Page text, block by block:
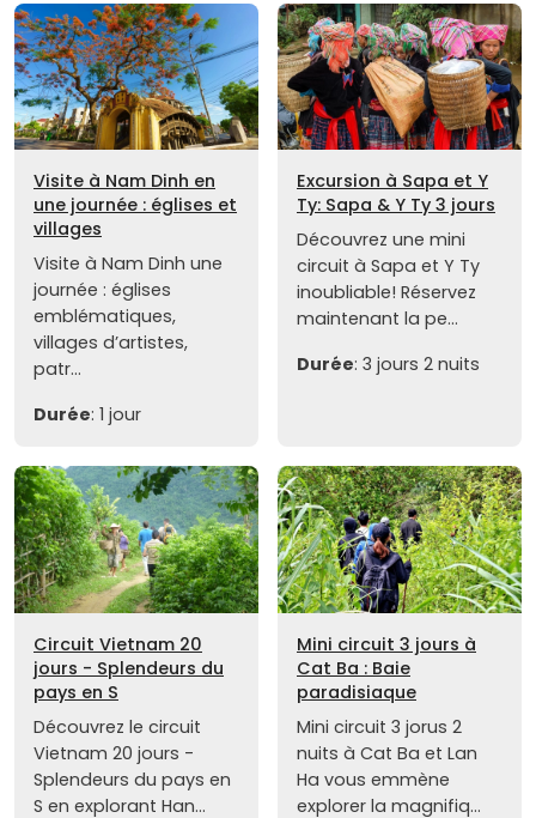
Visite à Nam Dinh en
une journée : églises et
villages
Visite à Nam Dinh une
journée : églises
emblématiques,
villages d’artistes,
patr...
Durée: 1 jour
Excursion à Sapa et Y
Ty: Sapa & Y Ty 3 jours
Découvrez une mini
circuit à Sapa et Y Ty
inoubliable! Réservez
maintenant la pe...
Durée: 3 jours 2 nuits
Circuit Vietnam 20
jours - Splendeurs du
pays en S
Découvrez le circuit
Vietnam 20 jours -
Splendeurs du pays en
S en explorant Han...
Mini circuit 3 jours à
Cat Ba : Baie
paradisiaque
Mini circuit 3 jorus 2
nuits à Cat Ba et Lan
Ha vous emmène
explorer la magnifiq...